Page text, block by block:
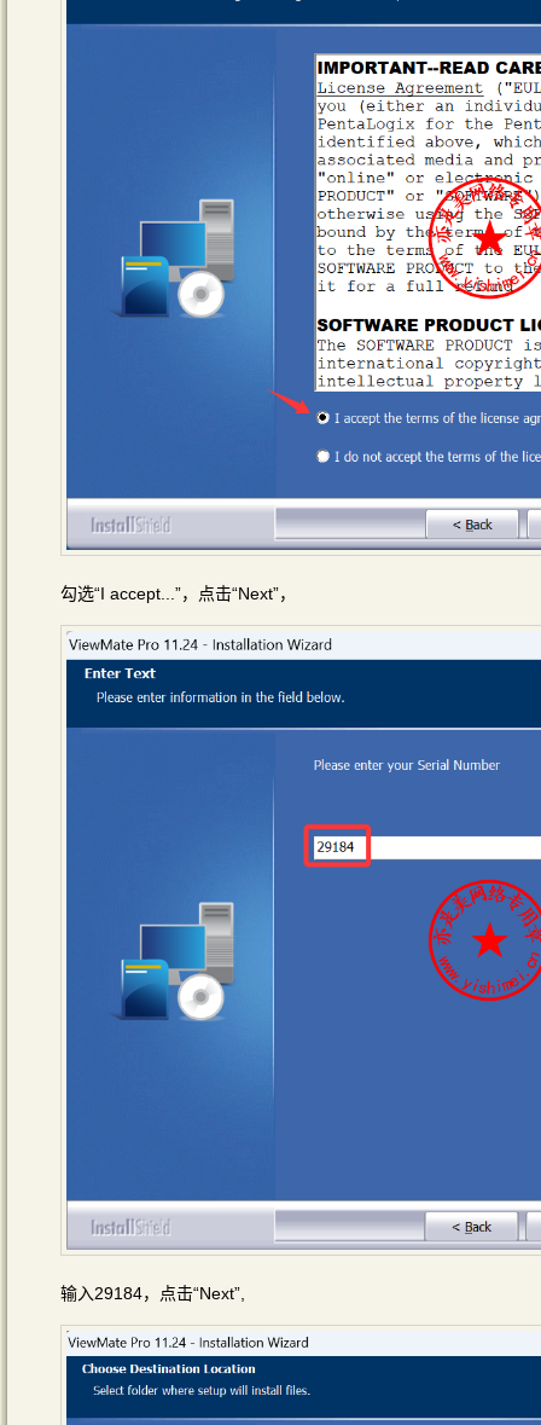
勾选“I accept...”，点击“Next”，
输入29184，点击“Next”,